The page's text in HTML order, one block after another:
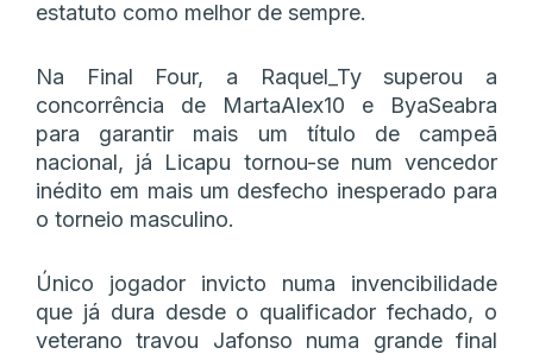
estatuto como melhor de sempre.
Na Final Four, a Raquel_Ty superou a
concorrência de MartaAlex10 e ByaSeabra
para garantir mais um título de campeã
nacional, já Licapu tornou-se num vencedor
inédito em mais um desfecho inesperado para
o torneio masculino.
Único jogador invicto numa invencibilidade
que já dura desde o qualificador fechado, o
veterano travou Jafonso numa grande final